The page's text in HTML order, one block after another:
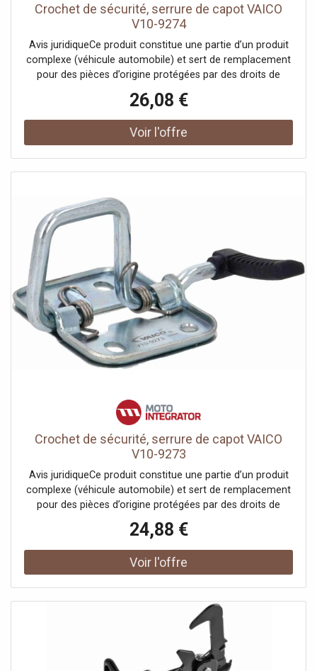
Crochet de sécurité, serrure de capot VAICO
V10-9274
Avis juridiqueCe produit constitue une partie d’un produit
complexe (véhicule automobile) et sert de remplacement
pour des pièces d’origine protégées par des droits de
garantit et s’engage à ce que ni lui-même ni ses autres
clients ou partenaires contractuels n’utilisent les pièces
mentionnées à d’autres fins que exclusivement pour la
réparation du produit complexe, ni ne les emploient
26,08 €
Crochet de sécurité, serrure de capot VAICO
V10-9273
Avis juridiqueCe produit constitue une partie d’un produit
complexe (véhicule automobile) et sert de remplacement
pour des pièces d’origine protégées par des droits de
propriété industrielle ou des modèles déposés. Le client
garantit et s’engage à ce que ni lui-même ni ses autres
clients ou partenaires contractuels n’utilisent les pièces
mentionnées à d’autres fins que exclusivement pour la
24,88 €